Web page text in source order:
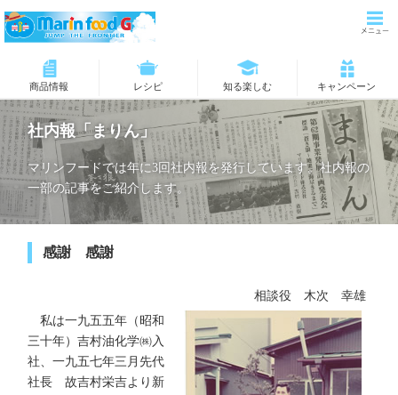
商品情報 レシピ 知る楽しむ キャンペーン
社内報「まりん」
マリンフードでは年に3回社内報を発行しています。社内報の
一部の記事をご紹介します。
感謝 感謝
相談役 木次 幸雄
私は一九五五年（昭和
三十年）吉村油化学㈱入
社、一九五七年三月先代
社長 故吉村栄吉より新